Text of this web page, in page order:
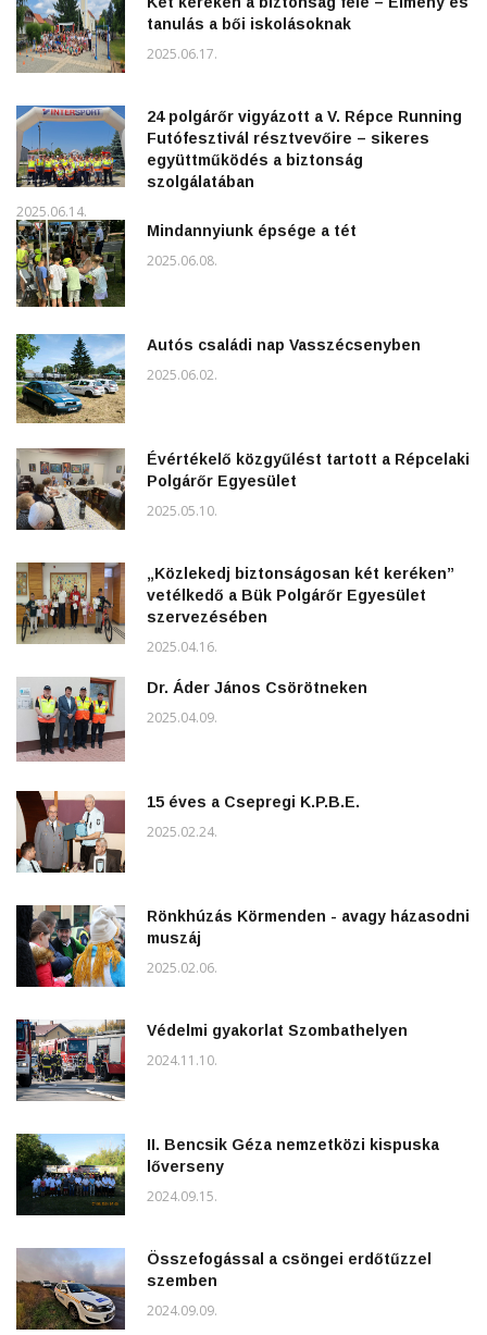
tanulás a bői iskolásoknak
2025.06.17.
24 polgárőr vigyázott a V. Répce Running
Futófesztivál résztvevőire – sikeres
együttműködés a biztonság
szolgálatában
2025.06.14.
Mindannyiunk épsége a tét
2025.06.08.
Autós családi nap Vasszécsenyben
2025.06.02.
Évértékelő közgyűlést tartott a Répcelaki
Polgárőr Egyesület
2025.05.10.
„Közlekedj biztonságosan két keréken”
vetélkedő a Bük Polgárőr Egyesület
szervezésében
2025.04.16.
Dr. Áder János Csörötneken
2025.04.09.
15 éves a Csepregi K.P.B.E.
2025.02.24.
Rönkhúzás Körmenden - avagy házasodni
muszáj
2025.02.06.
Védelmi gyakorlat Szombathelyen
2024.11.10.
II. Bencsik Géza nemzetközi kispuska
lőverseny
2024.09.15.
Összefogással a csöngei erdőtűzzel
szemben
2024.09.09.